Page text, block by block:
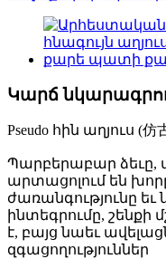
Կարճ
Pseudo հին աղյուս (仿
Պարբերաբար ձեւը,
արտացոլում են
ժառանգությունը եւ
ինտեգրումը, շենքի
է, բայց նաեւ
զգացողություններ